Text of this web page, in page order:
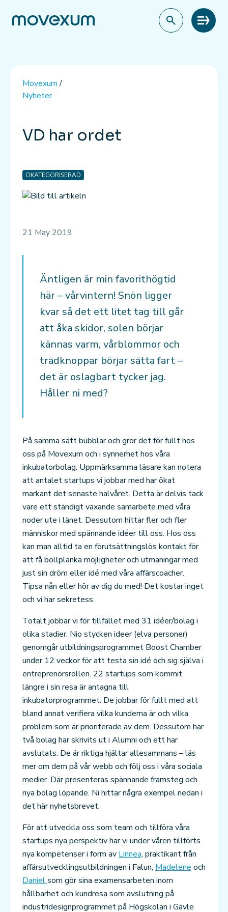
Meny
Movexum/
Nyheter
VD har ordet
OKATEGORISERAD
21 May 2019
Äntligen är min favorithögtid
här – vårvintern! Snön ligger
kvar så det ett litet tag till går
att åka skidor, solen börjar
kännas varm, vårblommor och
trädknoppar börjar sätta fart –
det är oslagbart tycker jag.
Håller ni med?
På samma sätt bubblar och gror det för fullt hos
oss på Movexum och i synnerhet hos våra
inkubatorbolag. Uppmärksamma läsare kan notera
att antalet startups vi jobbar med har ökat
markant det senaste halvåret. Detta är delvis tack
vare ett ständigt växande samarbete med våra
noder ute i länet. Dessutom hittar fler och fler
människor med spännande idéer till oss. Hos oss
kan man alltid ta en förutsättningslös kontakt för
att få bollplanka möjligheter och utmaningar med
just sin dröm eller idé med våra affärscoacher.
Tipsa nån eller hör av dig du med! Det kostar inget
och vi har sekretess.
Totalt jobbar vi för tillfället med 31 idéer/bolag i
olika stadier. Nio stycken ideer (elva personer)
genomgår utbildningsprogrammet Boost Chamber
under 12 veckor för att testa sin idé och sig själva i
entreprenörsrollen. 22 startups som kommit
längre i sin resa är antagna till
inkubatorprogrammet. De jobbar för fullt med att
bland annat verifiera vilka kunderna är och vilka
problem som är prioriterade av dem. Dessutom har
två bolag har skrivits ut i Alumni och ett har
avslutats. De är riktiga hjältar allesammans – läs
mer om dem på vår webb och följ oss i våra sociala
medier. Där presenteras spännande framsteg och
nya bolag löpande. Ni hittar några exempel nedan i
det här nyhetsbrevet.
För att utveckla oss som team och tillföra våra
startups nya perspektiv har vi under våren tillförts
nya kompetenser i form av Linnea, praktikant från
affärsutvecklingsutbildningen i Falun, Madelene och
Danielsom gör sina examensarbeten inom
hållbarhet och kundresa som avslutning på
industridesignprogrammet på Högskolan i Gävle